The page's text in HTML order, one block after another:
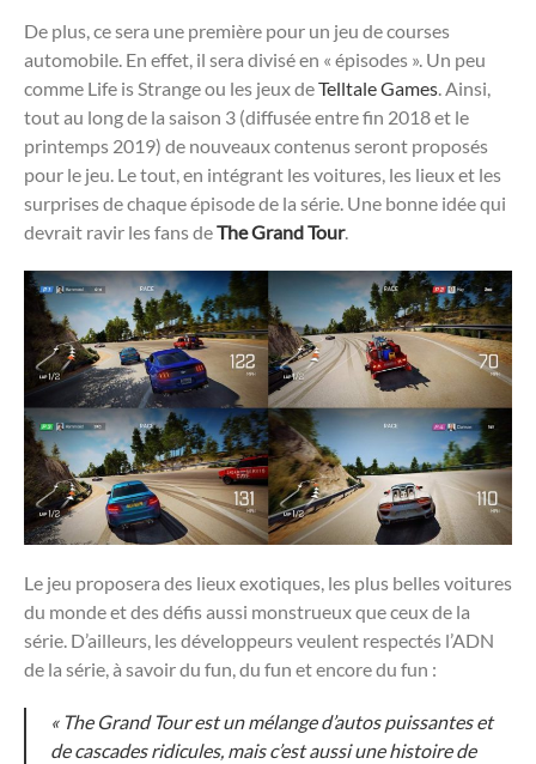
De plus, ce sera une première pour un jeu de courses
automobile. En effet, il sera divisé en « épisodes ». Un peu
comme Life is Strange ou les jeux deTelltale Games. Ainsi,
tout au long de la saison 3 (diffusée entre fin 2018 et le
printemps 2019) de nouveaux contenus seront proposés
pour le jeu. Le tout, en intégrant les voitures, les lieux et les
surprises de chaque épisode de la série. Une bonne idée qui
devrait ravir les fans deThe Grand Tour.
Le jeu proposera des lieux exotiques, les plus belles voitures
du monde et des défis aussi monstrueux que ceux de la
série. D’ailleurs, les développeurs veulent respectés l’ADN
de la série, à savoir du fun, du fun et encore du fun :
« The Grand Tour est un mélange d’autos puissantes et
de cascades ridicules, mais c’est aussi une histoire de